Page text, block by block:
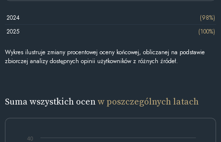
2024
(98%)
2025
(100%)
Wykres ilustruje zmiany procentowej oceny końcowej, obliczanej na podstawie
zbiorczej analizy dostępnych opinii użytkowników z różnych źródeł.
Suma wszystkich ocenw poszczególnych latach
40